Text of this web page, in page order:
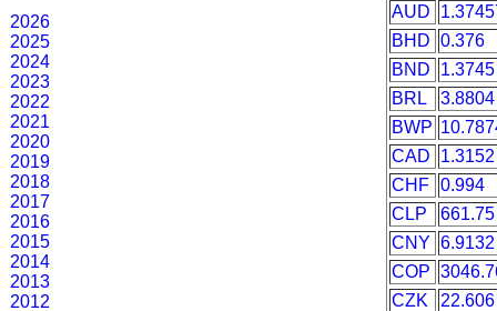
2026
2025
2024
2023
2022
2021
2020
2019
2018
2017
2016
2015
2014
2013
2012
AUD
BHD 0.376
BND
1.3745
BRL
3.8804
BWP
CAD
1.3152
CHF 0.994
CLP
661.75
CNY 6.9132
COP
CZK
22.606